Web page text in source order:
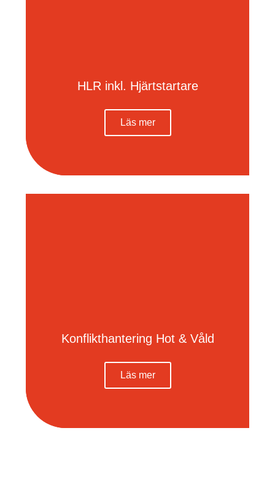
HLR inkl. Hjärtstartare
Läs mer
Konflikthantering Hot & Våld
Läs mer